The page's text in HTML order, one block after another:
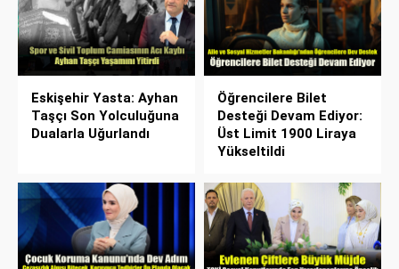
Eskişehir Yasta: Ayhan
Taşçı Son Yolculuğuna
Dualarla Uğurlandı
Öğrencilere Bilet
Desteği Devam Ediyor:
Üst Limit 1900 Liraya
Yükseltildi